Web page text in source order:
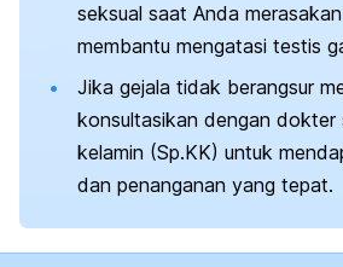
seksual saat Anda
membantu mengatasi testis
Jika gejala tidak berangsur
konsultasikan dengan dokter
kelamin (Sp.KK) untuk
dan penanganan yang tepat.